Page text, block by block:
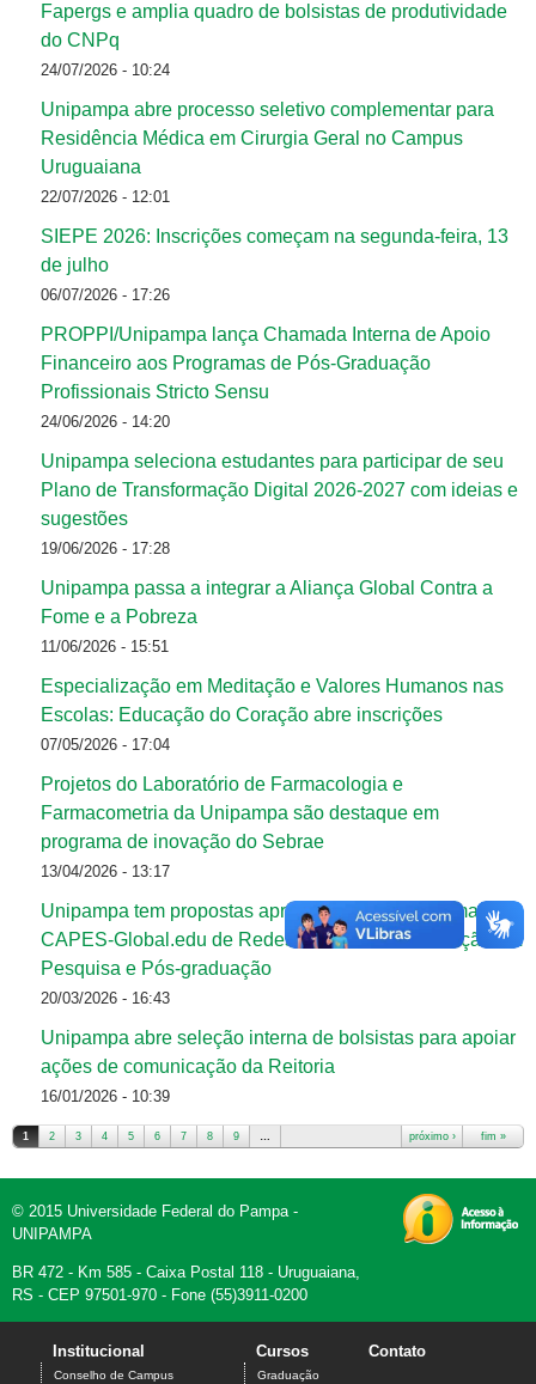
Fapergs e amplia quadro de bolsistas de produtividade
do CNPq
24/07/2026 - 10:24
Unipampa abre processo seletivo complementar para
Residência Médica em Cirurgia Geral no Campus
Uruguaiana
22/07/2026 - 12:01
SIEPE 2026: Inscrições começam na segunda-feira, 13
de julho
06/07/2026 - 17:26
PROPPI/Unipampa lança Chamada Interna de Apoio
Financeiro aos Programas de Pós-Graduação
Profissionais Stricto Sensu
24/06/2026 - 14:20
Unipampa seleciona estudantes para participar de seu
Plano de Transformação Digital 2026-2027 com ideias e
sugestões
19/06/2026 - 17:28
Unipampa passa a integrar a Aliança Global Contra a
Fome e a Pobreza
11/06/2026 - 15:51
Especialização em Meditação e Valores Humanos nas
Escolas: Educação do Coração abre inscrições
07/05/2026 - 17:04
Projetos do Laboratório de Farmacologia e
Farmacometria da Unipampa são destaque em
programa de inovação do Sebrae
13/04/2026 - 13:17
Unipampa tem propostas aprovadas pelo Programa
CAPES-Global.edu de Redes de Internacionalização em
Pesquisa e Pós-graduação
20/03/2026 - 16:43
Unipampa abre seleção interna de bolsistas para apoiar
ações de comunicação da Reitoria
16/01/2026 - 10:39
1 2 3 4 5 6 7 8 9 … próximo › fim »
© 2015 Universidade Federal do Pampa -
UNIPAMPA
BR 472 - Km 585 - Caixa Postal 118 - Uruguaiana,
RS - CEP 97501-970 - Fone (55)3911-0200
Institucional
Conselho de Campus
Cursos
Graduação
Contato